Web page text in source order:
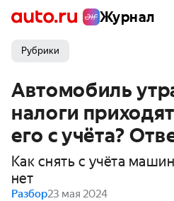
Журнал
Рубрики
Автомобиль
налоги
его с учёта?
Как снять с учёта
нет
Разбор23 мая 2024